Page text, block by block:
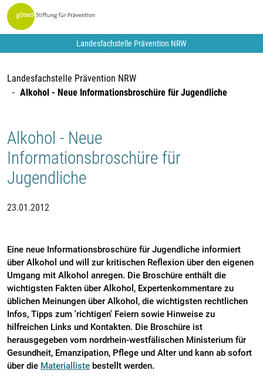
Landesfachstelle Prävention NRW
Landesfachstelle Prävention NRW
Alkohol - Neue Informationsbroschüre für Jugendliche
Alkohol - Neue
Informationsbroschüre für
Jugendliche
23.01.2012
Eine neue Informationsbroschüre für Jugendliche informiert
über Alkohol und will zur kritischen Reflexion über den eigenen
Umgang mit Alkohol anregen. Die Broschüre enthält die
wichtigsten Fakten über Alkohol, Expertenkommentare zu
üblichen Meinungen über Alkohol, die wichtigsten rechtlichen
Infos, Tipps zum 'richtigen' Feiern sowie Hinweise zu
hilfreichen Links und Kontakten. Die Broschüre ist
herausgegeben vom nordrhein-westfälischen Ministerium für
Gesundheit, Emanzipation, Pflege und Alter und kann ab sofort
über die Materialliste bestellt werden.